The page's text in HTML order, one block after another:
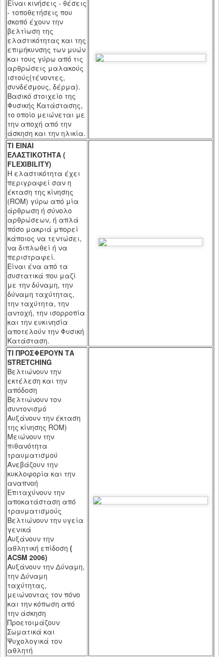
Είναι κινήσεις - θέσεις
- τοποθετήσεις που
σκοπό έχουν την
βελτίωση της
ελαστικότητας και της
επιμήκυνσης των μυών
και τους γύρω από τις
αρθρώσεις μαλακούς
ιστούς(τένοντες,
συνδέσμους, δέρμα).
Βασικό στοιχείο της
Φυσικής Κατάστασης,
το οποίο μειώνεται με
την αποχή από την
άσκηση και την ηλικία.
ΤΙ ΕΙΝΑΙ
ΕΛΑΣΤΙΚΟΤΗΤΑ (
FLEXIBILITY)
Η ελαστικότητα έχει
περιγραφεί σαν η
έκταση της κίνησης
(ROM) γύρω από μία
άρθρωση ή σύνολο
αρθρώσεων, ή απλά
πόσο μακριά μπορεί
κάποιος να τεντώσει,
να διπλωθεί ή να
περιστραφεί.
Είναι ένα από τα
συστατικά που μαζί
με την δύναμη, την
δύναμη ταχύτητας,
την ταχύτητα, την
αντοχή, την ισορροπία
και την ευκινησία
αποτελούν την Φυσική
Κατάσταση.
ΤΙ ΠΡΟΣΦΕΡΟΥΝ ΤΑ
STRETCHING
Βελτιώνουν την
εκτέλεση και την
απόδοση
Βελτιώνουν τον
συντονισμό
Αυξάνουν την έκταση
της κίνησης ROM)
Μειώνουν την
πιθανότητα
τραυματισμού
Ανεβάζουν την
κυκλοφορία και την
αναπνοή
Επιταχύνουν την
αποκατάσταση από
τραυματισμούς
Βελτιώνουν την υγεία
γενικά
Αυξάνουν την
αθλητική επίδοση (
ACSM 2006)
Αυξάνουν την Δύναμη,
την Δύναμη
ταχύτητας,
μειώνοντας τον πόνο
και την κόπωση από
την άσκηση
Προετοιμάζουν
Σωματικά και
Ψυχολογικά τον
αθλητή